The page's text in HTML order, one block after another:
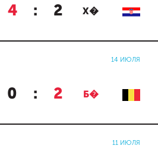
4 : 2 Х�
14 ИЮЛЯ
0 : 2 Б�
11 ИЮЛЯ